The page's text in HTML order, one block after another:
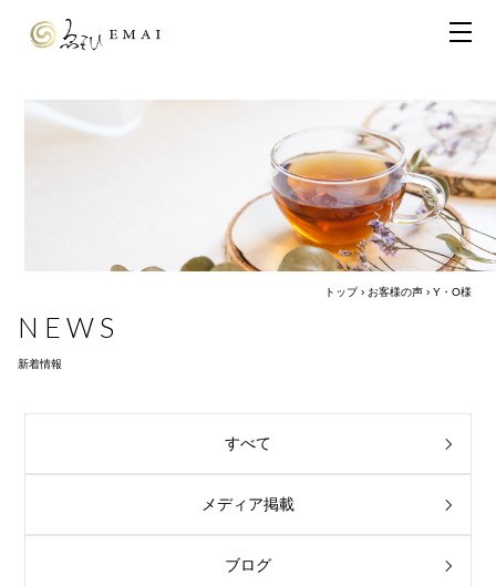
NEWS
新着情報
トップ› お客様の声› Y・O様
すべて
メディア掲載
ブログ